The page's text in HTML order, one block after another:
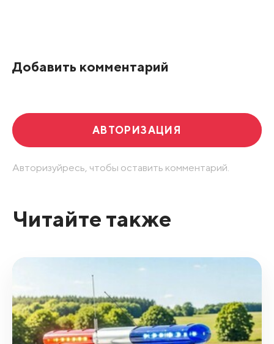
Добавить комментарий
АВТОРИЗАЦИЯ
Авторизуйресь, чтобы оставить комментарий.
Читайте также